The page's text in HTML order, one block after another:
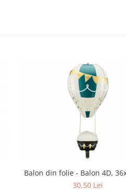
Balon din folie - Balon 4D,
30,50 Lei